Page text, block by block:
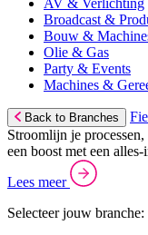
AV & Verlichting
Broadcast &
Bouw &
Olie & Gas
Party & Events
Machines &
Back to Branches
Stroomlijn je processen,
een boost met een
Lees meer
Selecteer jouw branche: